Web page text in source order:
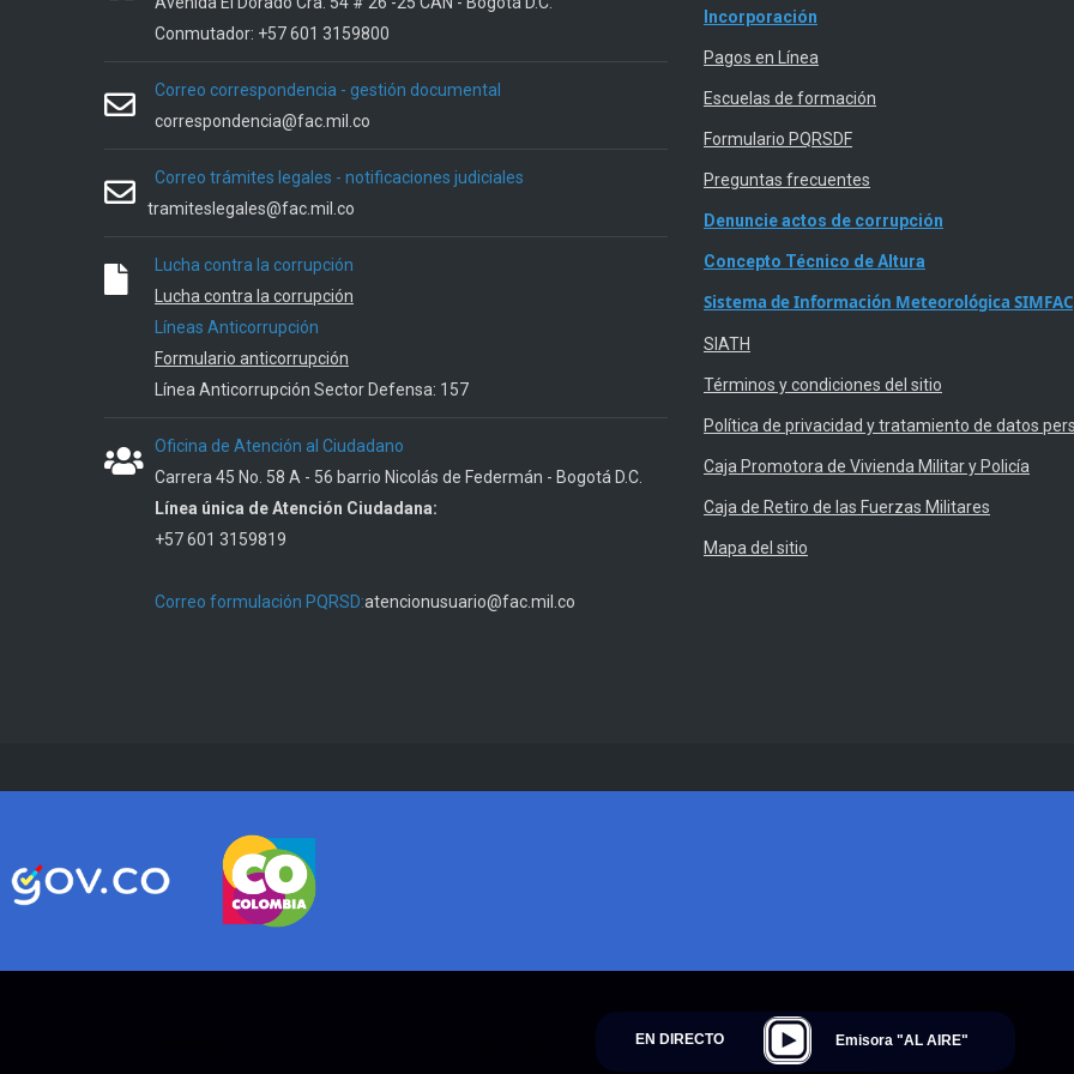
Conmutador: +57 601 3159800
Correo correspondencia - gestión documental
correspondencia@fac.mil.co
Correo trámites legales - notificaciones judiciales
tramiteslegales@fac.mil.co
Lucha contra la corrupción
Lucha contra la corrupción
Líneas Anticorrupción
Formulario anticorrupción
Línea Anticorrupción Sector Defensa: 157
Oficina de Atención al Ciudadano
Carrera 45 No. 58 A - 56 barrio Nicolás de Federmán - Bogotá D.C.
Línea única de Atención Ciudadana:
+57 601 3159819
Correo formulación PQRSD:atencionusuario@fac.mil.co
Incorporación
Pagos en Línea
Escuelas de formación
Formulario PQRSDF
Preguntas frecuentes
Denuncie actos de corrupción
Concepto Técnico de Altura
Sistema de Información Meteorológica SIMFAC
SIATH
Términos y condiciones del sitio
Política de privacidad y tratamiento de datos
Caja Promotora de Vivienda Militar y Policía
Caja de Retiro de las Fuerzas Militares
Mapa del sitio
EN DIRECTO Emisora "AL AIRE"